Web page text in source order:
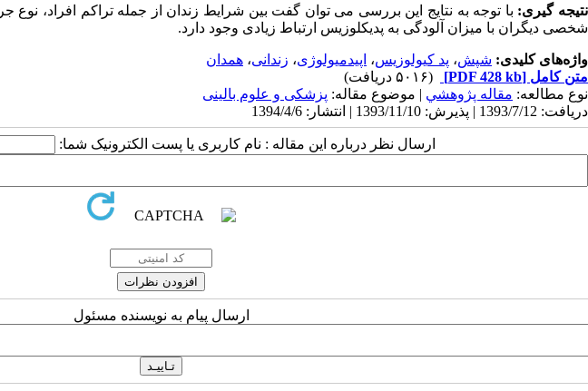
نتیجه گیری: با توجه به نتایج این بررسی می توان گفت بین شرایط زندان از جمله تراکم افراد،
شخصی دیگران با میزان آلودگی به پدیکلوزیس ارتباط زیادی وجود دارد.
واژه‌های کلیدی: شپش، پد کیولوزیس، اپیدمیولوژی، زندانی، همدان
متن کامل [PDF 428 kb]
(۵۰۱۶ دریافت)
نوع مطالعه: مقاله پژوهشي | موضوع مقاله: پزشکی و علوم بالینی
دریافت: 1393/7/12 | پذیرش: 1393/11/10 | انتشار: 1394/4/6
ارسال نظر درباره این مقاله : نام کاربری یا پست الکترونیک شما:
ارسال پیام به نویسنده مسئول